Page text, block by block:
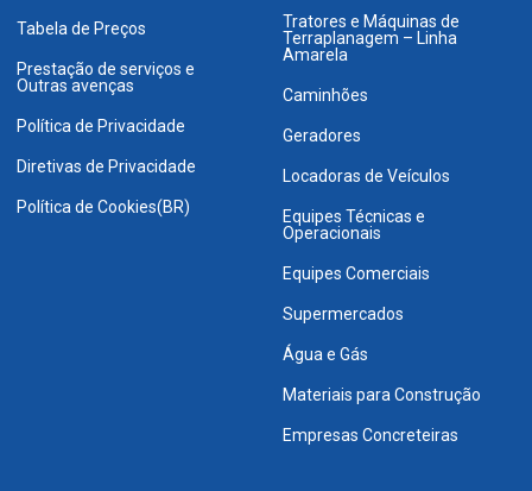
Tabela de Preços
Prestação de serviços e
Outras avenças
Política de Privacidade
Diretivas de Privacidade
Política de Cookies(BR)
Tratores e Máquinas de
Terraplanagem – Linha
Amarela
Caminhões
Geradores
Locadoras de Veículos
Equipes Técnicas e
Operacionais
Equipes Comerciais
Supermercados
Água e Gás
Materiais para Construção
Empresas Concreteiras